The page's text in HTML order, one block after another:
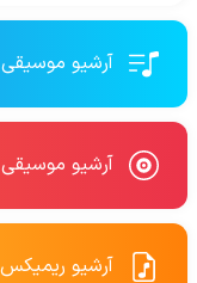
آرشیو
آرشیو
آرشیو ریمیکس